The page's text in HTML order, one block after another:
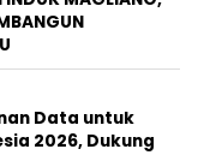
Data untuk
2026, Dukung